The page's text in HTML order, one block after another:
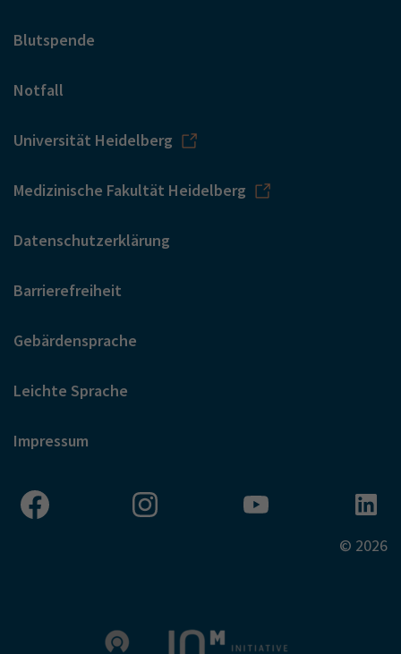
Blutspende
Notfall
Universität Heidelberg
Medizinische Fakultät Heidelberg
Datenschutzerklärung
Barrierefreiheit
Gebärdensprache
Leichte Sprache
Impressum
© 2026